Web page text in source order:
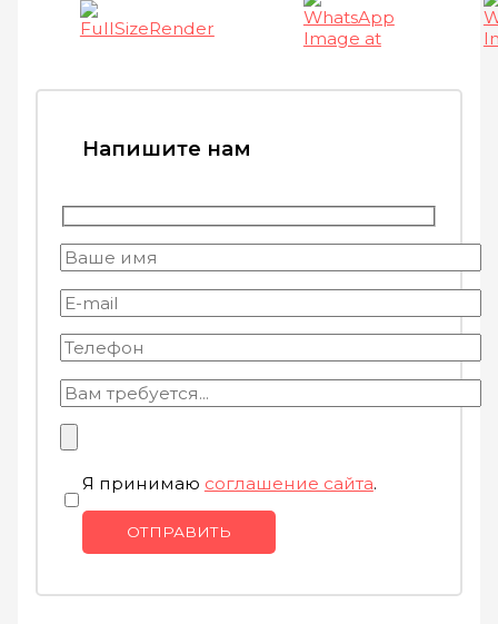
Напишите нам
Я принимаю соглашение сайта.